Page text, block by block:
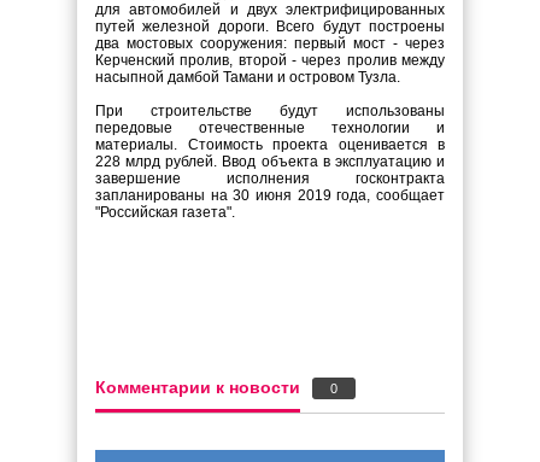
для автомобилей и двух электрифицированных
путей железной дороги. Всего будут построены
два мостовых сооружения: первый мост - через
Керченский пролив, второй - через пролив между
насыпной дамбой Тамани и островом Тузла.
При строительстве будут использованы
передовые отечественные технологии и
материалы. Стоимость проекта оценивается в
228 млрд рублей. Ввод объекта в эксплуатацию и
завершение исполнения госконтракта
запланированы на 30 июня 2019 года, сообщает
"Российская газета".
Комментарии к новости 0